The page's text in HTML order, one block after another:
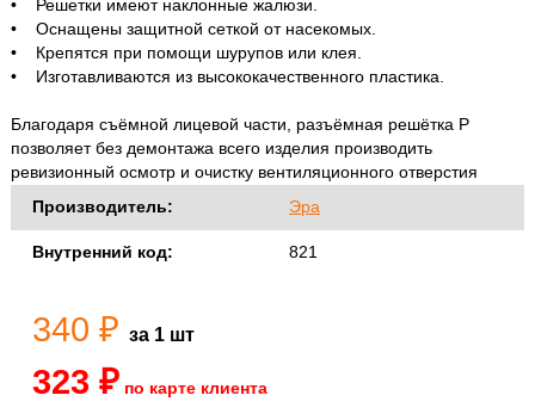
• Решетки имеют наклонные жалюзи.
• Оснащены защитной сеткой от насекомых.
• Крепятся при помощи шурупов или клея.
• Изготавливаются из высококачественного пластика.
Благодаря съёмной лицевой части, разъёмная решётка Р
позволяет без демонтажа всего изделия производить
ревизионный осмотр и очистку вентиляционного отверстия
Производитель:
Эра
Внутренний код: 821
340 ₽ за 1 шт
323 ₽ по карте клиента